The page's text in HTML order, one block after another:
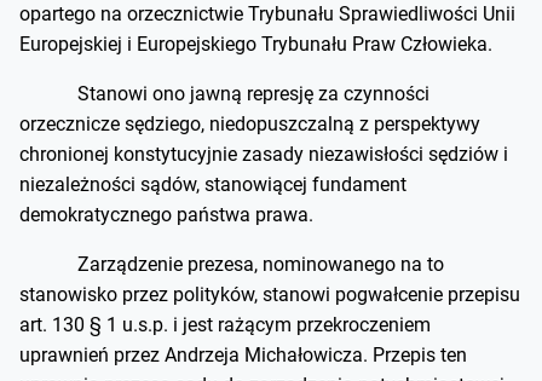
opartego na orzecznictwie Trybunału Sprawiedliwości Unii
Europejskiej i Europejskiego Trybunału Praw Człowieka.
Stanowi ono jawną represję za czynności
orzecznicze sędziego, niedopuszczalną z perspektywy
chronionej konstytucyjnie zasady niezawisłości sędziów i
niezależności sądów, stanowiącej fundament
demokratycznego państwa prawa.
Zarządzenie prezesa, nominowanego na to
stanowisko przez polityków, stanowi pogwałcenie przepisu
art. 130 § 1 u.s.p. i jest rażącym przekroczeniem
uprawnień przez Andrzeja Michałowicza. Przepis ten